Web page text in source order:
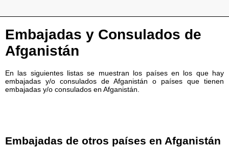
Embajadas y Consulados de
Afganistán
En las siguientes listas se muestran los países en los que hay
embajadas y/o consulados de Afganistán o países que tienen
embajadas y/o consulados en Afganistán.
Embajadas de otros países en Afganistán